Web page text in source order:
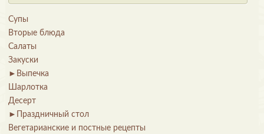
Супы
Вторые блюда
Салаты
Закуски
► Выпечка
Шарлотка
Десерт
►
Праздничный стол
Вегетарианские и постные рецепты